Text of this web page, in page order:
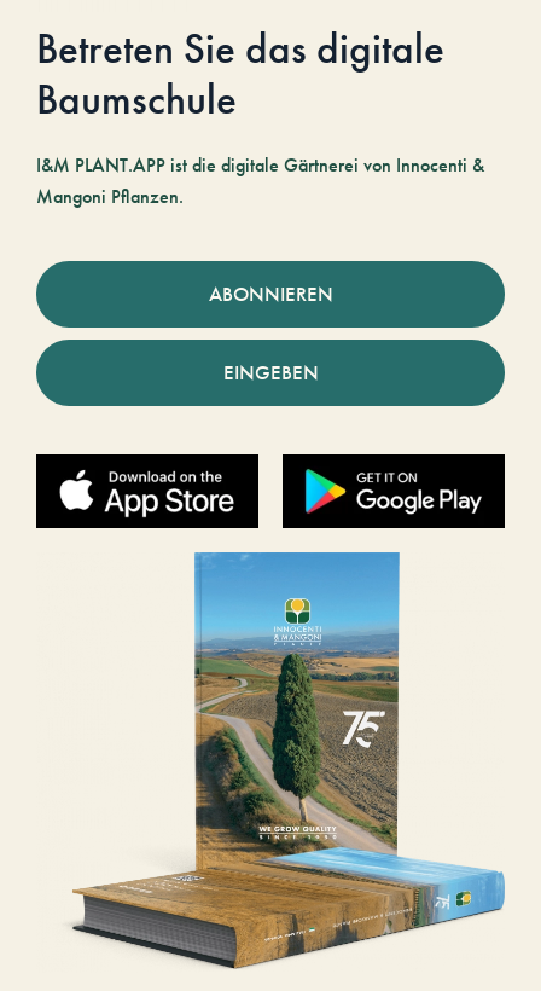
Betreten Sie das digitale
Baumschule
I&M PLANT.APP ist die digitale Gärtnerei von Innocenti &
Mangoni Pflanzen.
ABONNIEREN
EINGEBEN